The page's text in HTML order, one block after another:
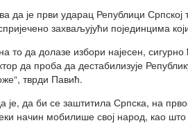
да је први ударац Републици
захваљујући појединцима
то да долазе избори најесен, сигурно
да проба да дестабилизује
тврди Павић.
је, да би се заштитила Српска, на
начин мобилише свој народ, као